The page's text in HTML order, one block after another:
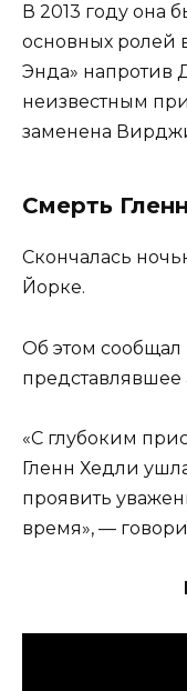
В 2013 году она
основных ролей
Энда» напротив
неизвестным
заменена
Смерть
Скончалась
Йорке.
Об этом сообщал
представлявшее
«С глубоким
Гленн Хедли
проявить
время», —